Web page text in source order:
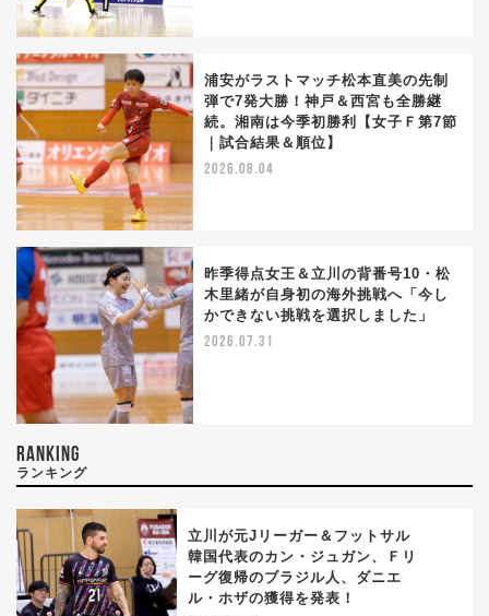
浦安がラストマッチ松本直美の先制
弾で7発大勝！神戸＆西宮も全勝継
続。湘南は今季初勝利【女子Ｆ第7節
｜試合結果＆順位】
2026.08.04
昨季得点女王＆立川の背番号10・松
木里緒が自身初の海外挑戦へ「今し
かできない挑戦を選択しました」
2026.07.31
RANKING
ランキング
立川が元Jリーガー＆フットサル
韓国代表のカン・ジュガン、Ｆリ
ーグ復帰のブラジル人、ダニエ
ル・ホザの獲得を発表！